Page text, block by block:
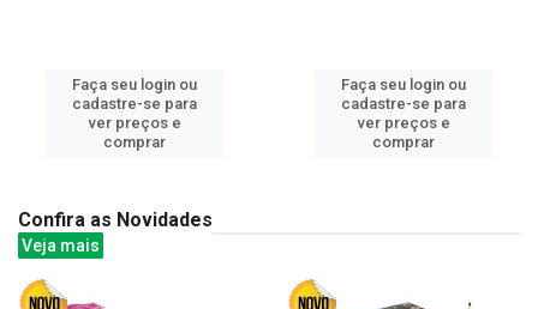
Faça seu login ou
cadastre-se para
ver preços e
comprar
Faça seu login ou
cadastre-se para
ver preços e
comprar
Confira as Novidades
Veja mais